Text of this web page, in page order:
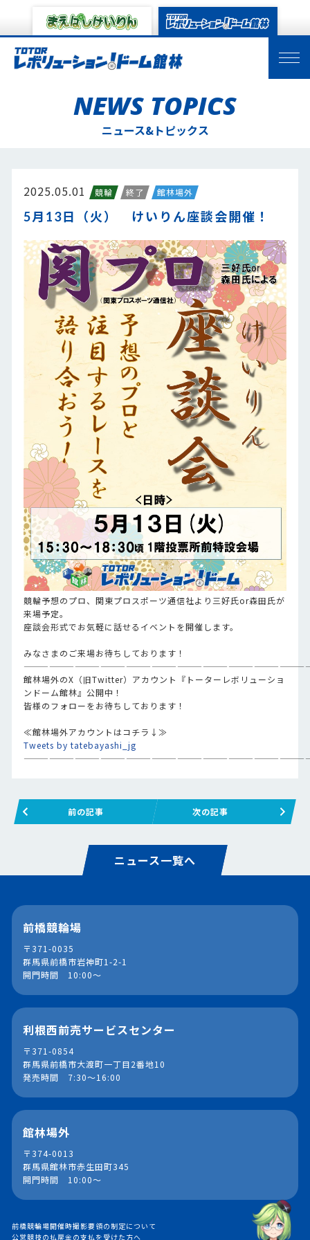
NEWS TOPICS
ニュース&トピックス
2025.05.01 競輪 終了 館林場外
5月13日（火） けいりん座談会開催！
競輪予想のプロ、関東プロスポーツ通信社より三好氏or森田氏が
来場予定。
座談会形式でお気軽に話せるイベントを開催します。
みなさまのご来場お待ちしております！
館林場外のX（旧Twitter）アカウント『トーターレボリューショ
ンドーム館林』公開中！
皆様のフォローをお待ちしております！
≪館林場外アカウントはコチラ↓≫
Tweets by tatebayashi_jg
前の記事 次の記事
ニュース一覧へ
前橋競輪場
〒371-0035
群馬県前橋市岩神町1-2-1
開門時間 10:00～
利根西前売サービスセンター
〒371-0854
群馬県前橋市大渡町一丁目2番地10
発売時間 7:30～16:00
館林場外
〒374-0013
群馬県館林市赤生田町345
開門時間 10:00～
前橋競輪場開催時撮影要領の制定について
公営競技の払戻金の支払を受けた方へ